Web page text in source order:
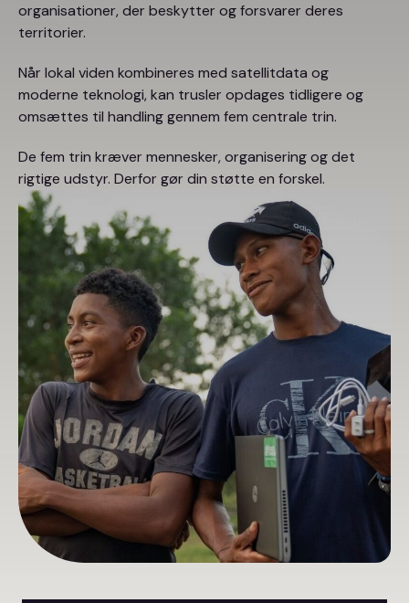
organisationer, der beskytter og forsvarer deres
territorier.
Når lokal viden kombineres med satellitdata og
moderne teknologi, kan trusler opdages tidligere og
omsættes til handling gennem fem centrale trin.
De fem trin kræver mennesker, organisering og det
rigtige udstyr. Derfor gør din støtte en forskel.